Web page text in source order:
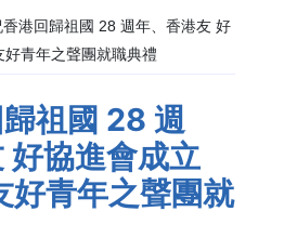
香港回歸祖國 28 週年、香港友 好
青年之聲團就職典禮
祖國 28 週
好協進會成立
好青年之聲團就